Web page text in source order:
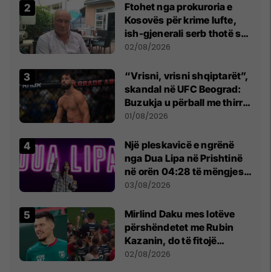
Ftohet nga prokuroria e
Kosovës për krime lufte,
ish-gjenerali serb thotë se
dikush e tradhtoi në
02/08/2026
“Vrisni, vrisni shqiptarët”,
skandal në UFC Beograd:
Buzukja u përball me thirrje
anti-shqiptare nga
01/08/2026
Një pleskavicë e ngrënë
nga Dua Lipa në Prishtinë
në orën 04:28 të mëngjesit
- dhe bota digjitale serbe
03/08/2026
Mirlind Daku mes lotëve
përshëndetet me Rubin
Kazanin, do të fitojë
miliona te Spartak Moska
02/08/2026